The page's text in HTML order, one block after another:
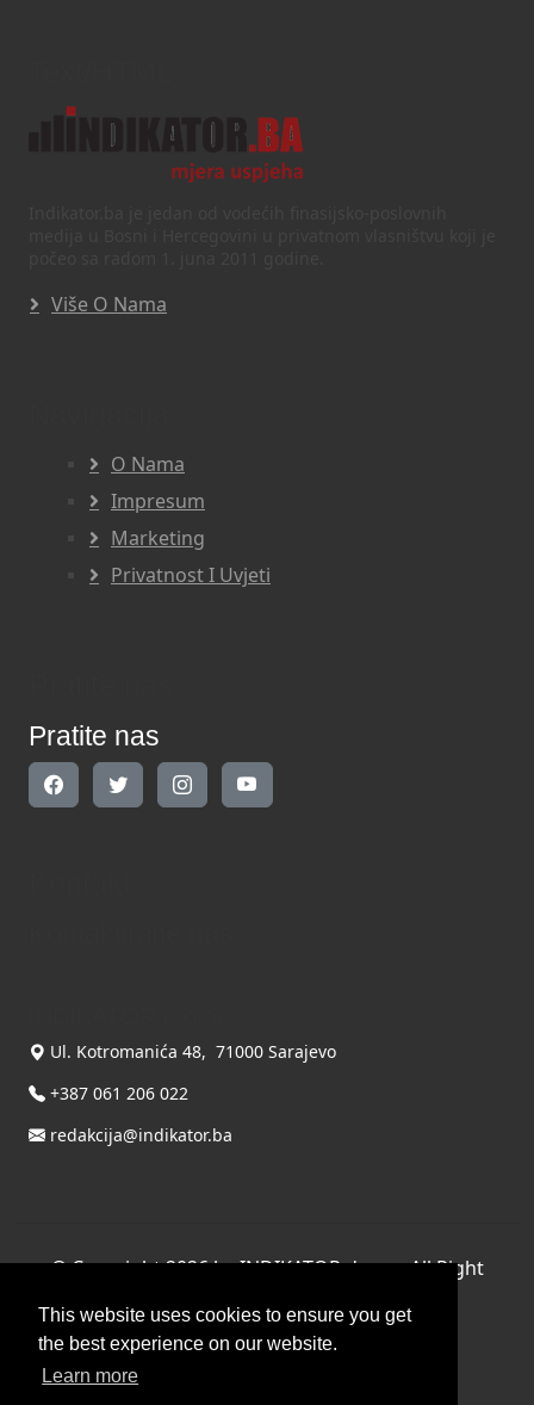
This website uses cookies to ensure you get
the best experience on our website.
Learn more
Više O Nama
O Nama
Impresum
Marketing
Privatnost I Uvjeti
Pratite nas
Ul. Kotromanića 48, 71000 Sarajevo
+387 061 206 022
redakcija@indikator.ba
©Copyright 2026 by INDIKATOR d.o.o., All Right
Terms Of Use|Privacy Statement
Powered by THYME SYSTEMS doo